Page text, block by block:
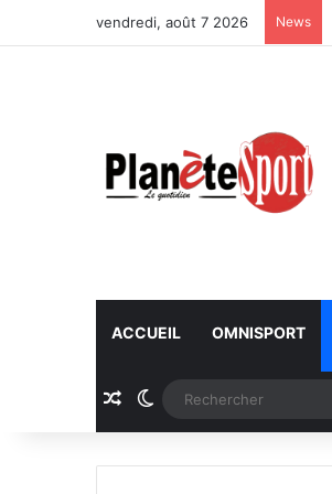
vendredi, août 7 2026 News
ACCUEIL OMNISPORT
Article Aléatoire
Switch skin